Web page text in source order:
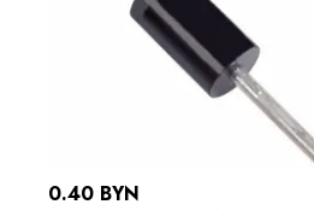
0.40 BYN